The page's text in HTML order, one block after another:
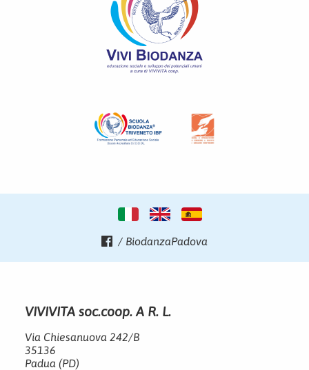
/ BiodanzaPadova
VIVIVITA soc.coop. A R. L.
Via Chiesanuova 242/B
35136
Padua (PD)